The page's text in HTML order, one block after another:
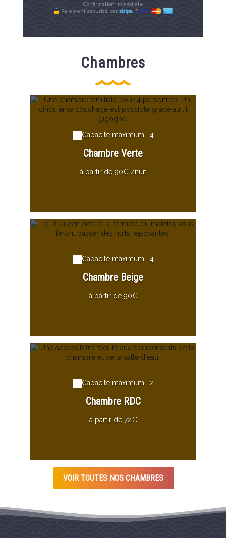
Confirmation Immédiate
Paiement sécurisé par
Chambres
Capacité maximum : 4
Chambre Verte
à partir de 90€ /nuit
Capacité maximum : 4
Chambre Beige
à partir de 90€
Capacité maximum : 2
Chambre RDC
à partir de 72€
VOIR TOUTES NOS CHAMBRES